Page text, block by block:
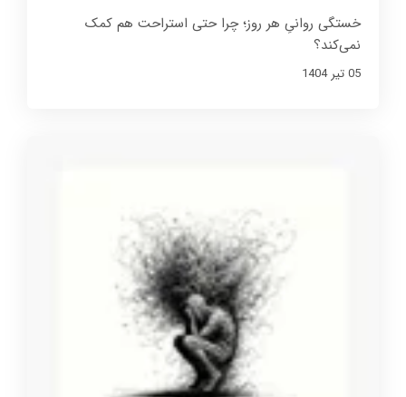
خستگی روانیِ هر روز؛ چرا حتی استراحت هم کمک
نمی‌کند؟
05 تير 1404